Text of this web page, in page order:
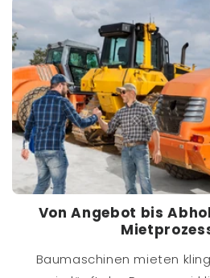
Von Angebot bis
Baumaschinen mieten